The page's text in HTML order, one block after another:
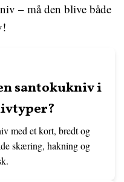
– må den blive både
santokukniv i
med et kort, bredt og
skæring, hakning og